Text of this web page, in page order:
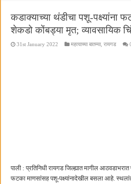
कडाक्याच्या थंडीचा पशू-पक्ष्यांना
शेकडो कोंबड्या मृत; व्यावसायिक
31st January 2022 महत्वाच्या बातम्या,रायगड
पाली : प्रतिनिधी रायगड जिल्ह्यात मागील
फटका माणसांसह पशू-पक्ष्यांनादेखील बसला आहे.